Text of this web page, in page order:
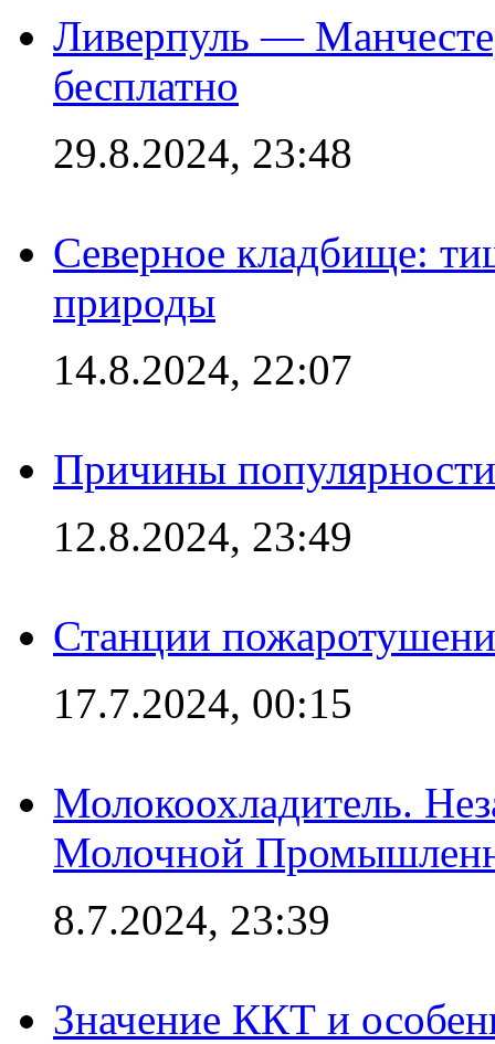
Ливерпуль —
бесплатно
29.8.2024, 23:48
Северное кладбище:
природы
14.8.2024, 22:07
Причины
12.8.2024, 23:49
Станции
17.7.2024, 00:15
Молокоохладитель.
Молочной
8.7.2024, 23:39
Значение ККТ и